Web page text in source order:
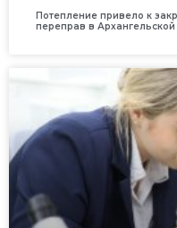
Потепление привело к
переправ в Архангельской